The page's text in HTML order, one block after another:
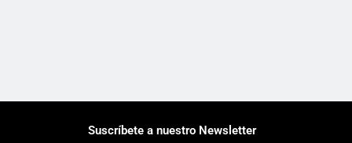
Suscríbete a nuestro Newsletter